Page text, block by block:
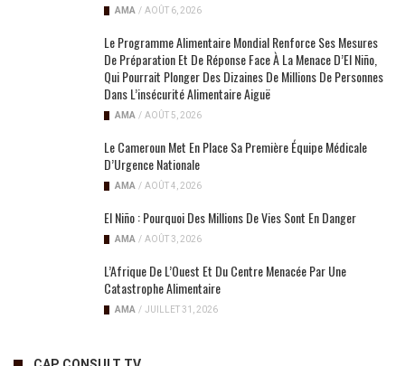
AMA / AOÛT 6, 2026
Le Programme Alimentaire Mondial Renforce Ses Mesures
De Préparation Et De Réponse Face À La Menace D’El Niño,
Qui Pourrait Plonger Des Dizaines De Millions De Personnes
Dans L’insécurité Alimentaire Aiguë
AMA / AOÛT 5, 2026
Le Cameroun Met En Place Sa Première Équipe Médicale
D’Urgence Nationale
AMA / AOÛT 4, 2026
El Niño : Pourquoi Des Millions De Vies Sont En Danger
AMA / AOÛT 3, 2026
L’Afrique De L’Ouest Et Du Centre Menacée Par Une
Catastrophe Alimentaire
AMA / JUILLET 31, 2026